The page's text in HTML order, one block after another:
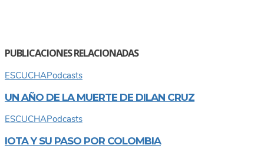
PUBLICACIONES RELACIONADAS
ESCUCHAPodcasts
UN AÑO DE LA MUERTE DE DILAN CRUZ
ESCUCHAPodcasts
IOTA Y SU PASO POR COLOMBIA